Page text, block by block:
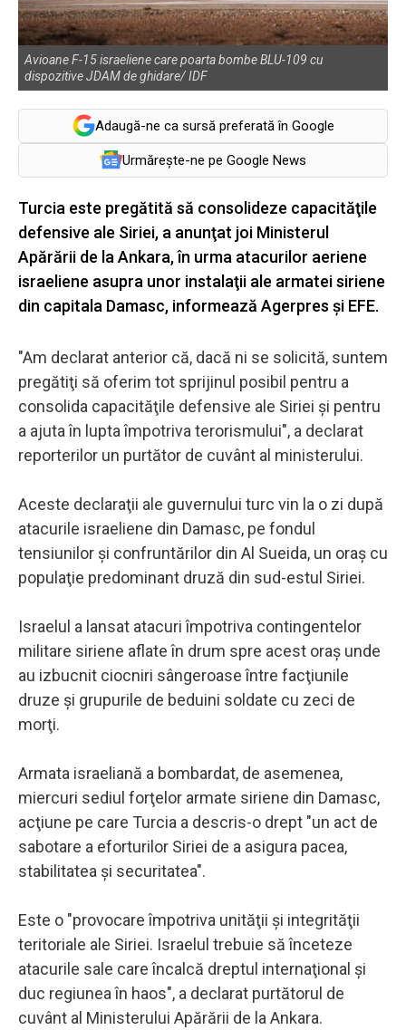
Avioane F-15 israeliene care poarta bombe BLU-109 cu
dispozitive JDAM de ghidare/ IDF
Adaugă-ne ca sursă preferată în Google
Urmărește-ne pe Google News
Turcia este pregătită să consolideze capacităţile
defensive ale Siriei, a anunţat joi Ministerul
Apărării de la Ankara, în urma atacurilor aeriene
israeliene asupra unor instalaţii ale armatei siriene
din capitala Damasc, informează Agerpres și EFE.
"Am declarat anterior că, dacă ni se solicită, suntem
pregătiţi să oferim tot sprijinul posibil pentru a
consolida capacităţile defensive ale Siriei şi pentru
a ajuta în lupta împotriva terorismului", a declarat
reporterilor un purtător de cuvânt al ministerului.
Aceste declaraţii ale guvernului turc vin la o zi după
atacurile israeliene din Damasc, pe fondul
tensiunilor şi confruntărilor din Al Sueida, un oraş cu
populaţie predominant druză din sud-estul Siriei.
Israelul a lansat atacuri împotriva contingentelor
militare siriene aflate în drum spre acest oraş unde
au izbucnit ciocniri sângeroase între facţiunile
druze şi grupurile de beduini soldate cu zeci de
morţi.
Armata israeliană a bombardat, de asemenea,
miercuri sediul forţelor armate siriene din Damasc,
acţiune pe care Turcia a descris-o drept "un act de
sabotare a eforturilor Siriei de a asigura pacea,
stabilitatea şi securitatea".
Este o "provocare împotriva unităţii şi integrităţii
teritoriale ale Siriei. Israelul trebuie să înceteze
atacurile sale care încalcă dreptul internaţional şi
duc regiunea în haos", a declarat purtătorul de
cuvânt al Ministerului Apărării de la Ankara.